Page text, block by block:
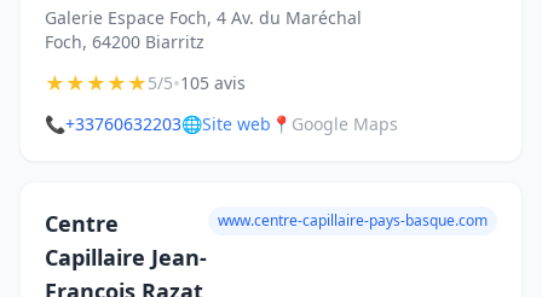
Galerie Espace Foch, 4 Av. du Maréchal
Foch, 64200 Biarritz
★★★★★5/5•105 avis
📞+33760632203🌐Site web 📍 Google Maps
Centre
Capillaire Jean-
François Razat
www.centre-capillaire-pays-basque.com